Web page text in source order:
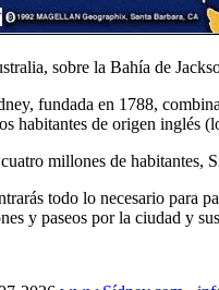
sobre la Bahía de
fundada en 1788,
habitantes de origen inglés
millones de habitantes,
todo lo necesario para
y paseos por la ciudad y